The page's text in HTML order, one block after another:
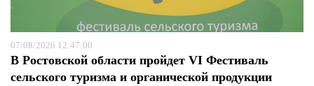
07/08/2026 12:47:00
В Ростовской области пройдет VI Фестиваль
сельского туризма и органической продукции